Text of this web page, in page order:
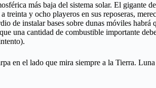
más baja del sistema solar. El gigante
y ocho playeros en sus reposeras,
de instalar bases sobre dunas móviles
una cantidad de combustible importante
en el lado que mira siempre a la Tierra.